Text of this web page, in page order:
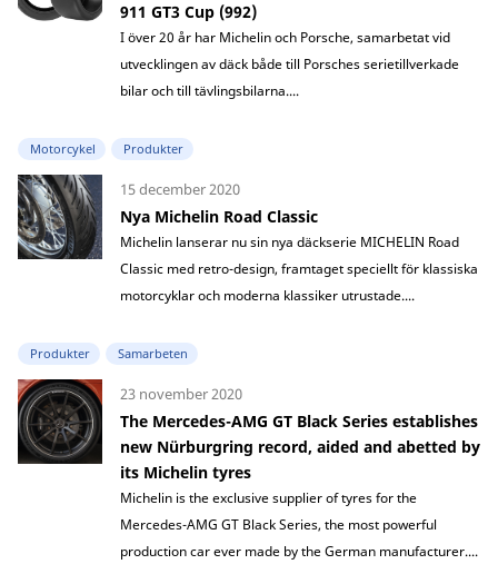
911 GT3 Cup (992)
I över 20 år har Michelin och Porsche, samarbetat vid
utvecklingen av däck både till Porsches serietillverkade
bilar och till tävlingsbilarna....
Motorcykel Produkter
15 december 2020
Nya Michelin Road Classic
Michelin lanserar nu sin nya däckserie MICHELIN Road
Classic med retro-design, framtaget speciellt för klassiska
motorcyklar och moderna klassiker utrustade....
Produkter Samarbeten
23 november 2020
The Mercedes-AMG GT Black Series establishes
new Nürburgring record, aided and abetted by
its Michelin tyres
Michelin is the exclusive supplier of tyres for the
Mercedes-AMG GT Black Series, the most powerful
production car ever made by the German manufacturer....